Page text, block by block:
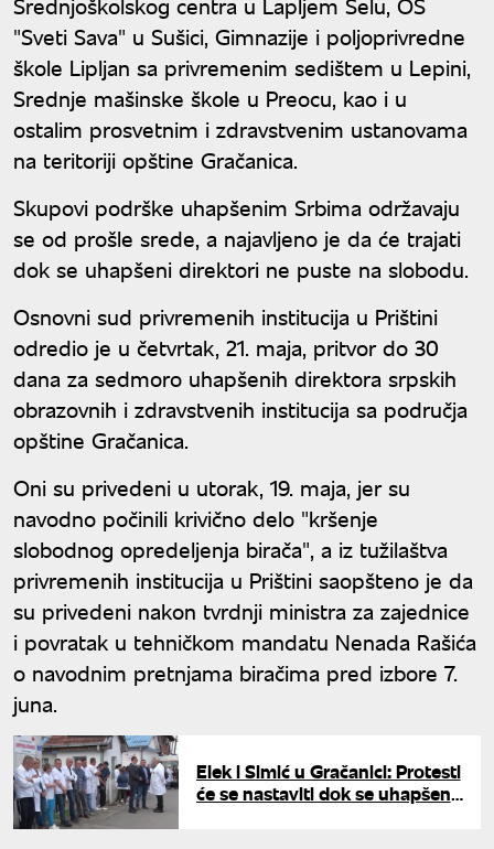
"Sveti Sava" u Sušici, Gimnazije i poljoprivredne
škole Lipljan sa privremenim sedištem u Lepini,
Srednje mašinske škole u Preocu, kao i u
ostalim prosvetnim i zdravstvenim ustanovama
na teritoriji opštine Gračanica.
Skupovi podrške uhapšenim Srbima održavaju
se od prošle srede, a najavljeno je da će trajati
dok se uhapšeni direktori ne puste na slobodu.
Osnovni sud privremenih institucija u Prištini
odredio je u četvrtak, 21. maja, pritvor do 30
dana za sedmoro uhapšenih direktora srpskih
obrazovnih i zdravstvenih institucija sa područja
opštine Gračanica.
Oni su privedeni u utorak, 19. maja, jer su
navodno počinili krivično delo "kršenje
slobodnog opredeljenja birača", a iz tužilaštva
privremenih institucija u Prištini saopšteno je da
su privedeni nakon tvrdnji ministra za zajednice
i povratak u tehničkom mandatu Nenada Rašića
o navodnim pretnjama biračima pred izbore 7.
juna.
Elek i Simić u Gračanici: Protesti
će se nastaviti dok se uhapšeni